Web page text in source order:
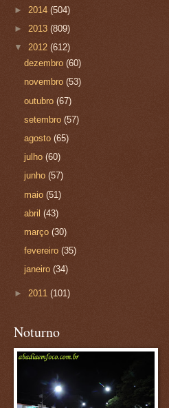
► 2014 (504)
► 2013 (809)
▼ 2012 (612)
dezembro(60)
novembro(53)
outubro(67)
setembro(57)
agosto(65)
julho(60)
junho(57)
maio(51)
abril(43)
março(30)
fevereiro(35)
janeiro(34)
► 2011 (101)
Noturno